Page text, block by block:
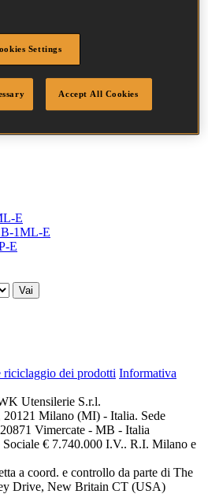
EU_28_RRG8
Vai
riciclaggio dei prodotti Informativa
Utensilerie S.r.l.
20121 Milano (MI) - Italia. Sede
Vimercate - MB - Italia
€ 7.740.000 I.V.. R.I. Milano e
a coord. e controllo da parte di The
Drive, New Britain CT (USA)
Settings
Accept All Cookies